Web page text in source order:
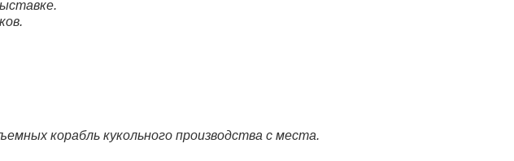
корабль кукольного производства с места.